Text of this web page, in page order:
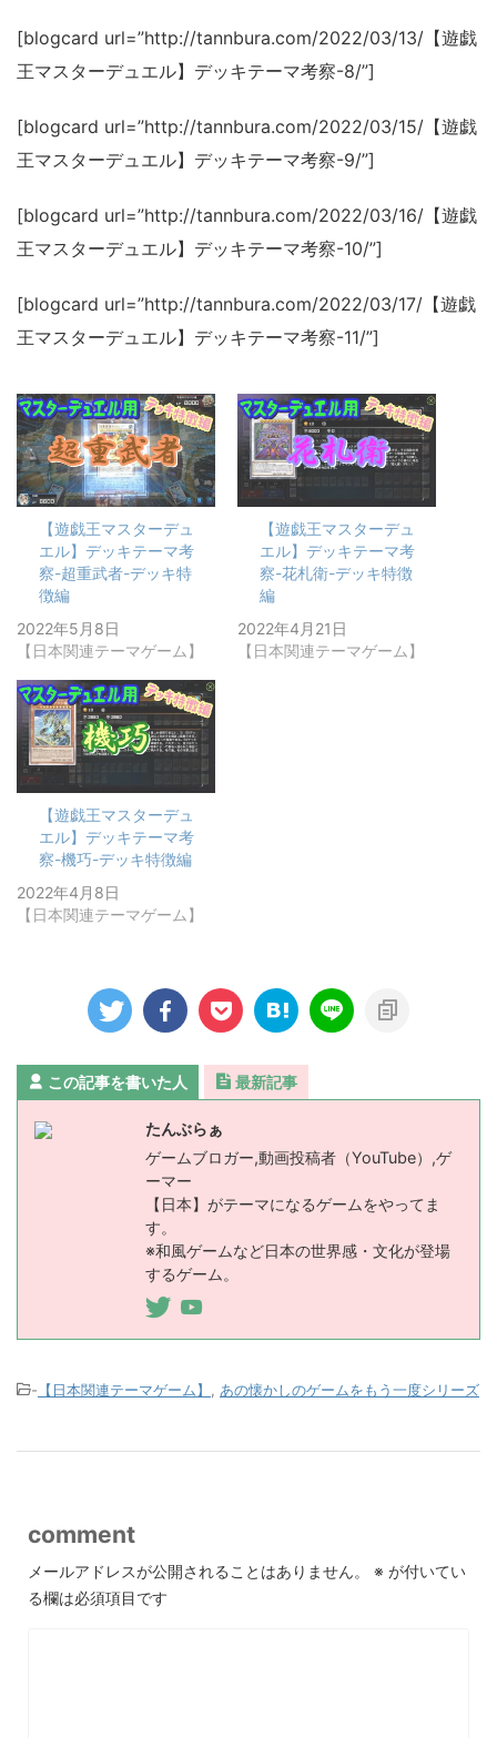
[blogcard url=”http://tannbura.com/2022/03/13/【遊戯
王マスターデュエル】デッキテーマ考察-8/”]
[blogcard url=”http://tannbura.com/2022/03/15/【遊戯
王マスターデュエル】デッキテーマ考察-9/”]
[blogcard url=”http://tannbura.com/2022/03/16/【遊戯
王マスターデュエル】デッキテーマ考察-10/”]
[blogcard url=”http://tannbura.com/2022/03/17/【遊戯
王マスターデュエル】デッキテーマ考察-11/”]
【遊戯王マスターデュ
エル】デッキテーマ考
察-超重武者-デッキ特
徴編
2022年5月8日
【日本関連テーマゲーム】
【遊戯王マスターデュ
エル】デッキテーマ考
察-花札衛-デッキ特徴
編
2022年4月21日
【日本関連テーマゲーム】
【遊戯王マスターデュ
エル】デッキテーマ考
察-機巧-デッキ特徴編
2022年4月8日
【日本関連テーマゲーム】
この記事を書いた人 最新記事
たんぶらぁ
ゲームブロガー,動画投稿者（YouTube）,ゲ
ーマー
【日本】がテーマになるゲームをやってま
す。
※和風ゲームなど日本の世界感・文化が登場
するゲーム。
- 【日本関連テーマゲーム】 , あの懐かしのゲームをもう一度シリーズ
comment
メールアドレスが公開されることはありません。 ※ が付いてい
る欄は必須項目です